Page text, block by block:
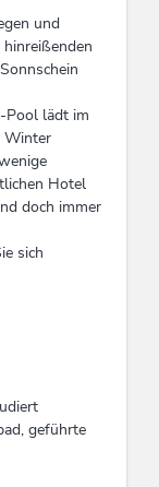
und
Pool lädt im
Winter
Hotel
doch immer
sich
geführte